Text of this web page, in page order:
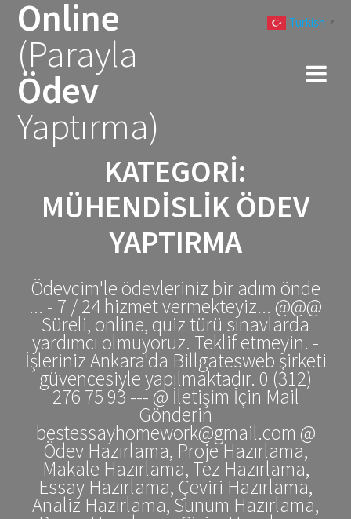
Online
(Parayla
Ödev
Yaptırma)
KATEGORI:
MÜHENDISLIK ÖDEV
YAPTIRMA
Ödevcim'le ödevleriniz bir adım önde
... - 7 / 24 hizmet vermekteyiz... @@@
Süreli, online, quiz türü sınavlarda
yardımcı olmuyoruz. Teklif etmeyin. -
İşleriniz Ankara'da Billgatesweb şirketi
güvencesiyle yapılmaktadır. 0 (312)
276 75 93 --- @ İletişim İçin Mail
Gönderin
bestessayhomework@gmail.com @
Ödev Hazırlama, Proje Hazırlama,
Makale Hazırlama, Tez Hazırlama,
Essay Hazırlama, Çeviri Hazırlama,
Analiz Hazırlama, Sunum Hazırlama,
Turkish ▼